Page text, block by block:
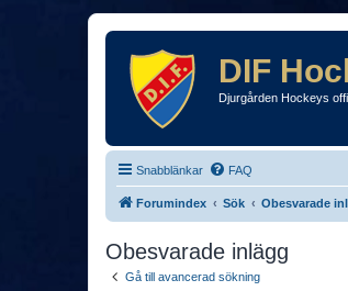
DIF
Djurgården Hockeys
Snabblänkar FAQ
Forumindex Sök Obesvarade
Obesvarade inlägg
Gå till avancerad sökning